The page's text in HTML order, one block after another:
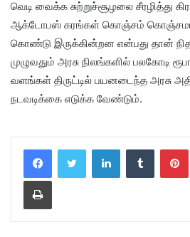
வெடி வைக்க சுற்றுச்சூழலை சீரழித்து
ஆக்டோபஸ் கரங்கள் கொஞ்சம்
கொண்டு இருக்கின்றன என்பது தான்
முழுவதும் அரசு நிலங்களில் பலகோடி
வளங்கள் திருட்டில் பயனடைந்த அரசு
நடவடிக்கை எடுக்க வேண்டும்.
LinkedInTumblr
Print